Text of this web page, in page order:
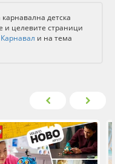
детска
целевите страници
Карнавал и на тема